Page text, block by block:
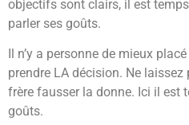
objectifs sont clairs, il est
parler ses goûts.
Il n’y a personne de mieux
prendre LA décision. Ne
frère fausser la donne. Ici il est
goûts.